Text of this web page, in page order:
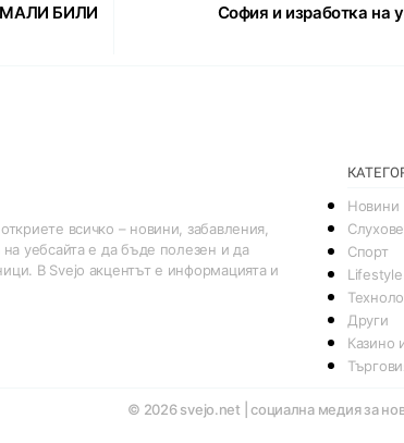
БИЛИ
София и изработка на
всичко – новини, забавления,
уебсайта е да бъде полезен и да
В Svejo акцентът е информацията и
Новини
Слухове
Спорт
Lifestyle
Други
Казино
© 2026svejo.net | социална медия за